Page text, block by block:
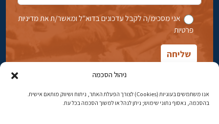
ניהול הסכמה
אנו משתמשים בעוגיות (Cookies) לצורך הפעלת האתר, ניתוח ושיווק מותאם אישית.
בהסכמה, נאסוף נתוני שימוש; ניתן לנהל או למשוך הסכמה בכל עת.
אני מסכימ/ה לקבל עדכונים בדוא''ל ומאשר/ת את מדיניות
פרטיות
אבן גבירול 14, רחביה, ירושלים